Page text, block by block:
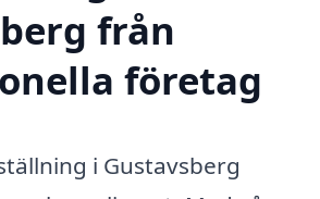
från
företag
i Gustavsberg